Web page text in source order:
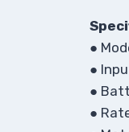
●
●
●
●